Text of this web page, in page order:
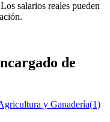
salarios reales pueden
de
y Ganadería(1)